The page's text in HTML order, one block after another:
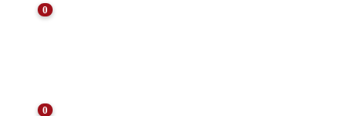
0
0